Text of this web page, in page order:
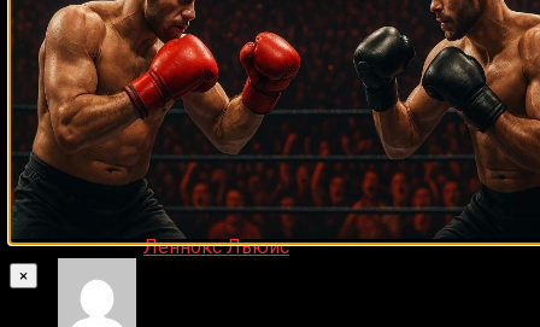
Прямой эфир марафон боев UFC 324
24.01.2026
Игорь onЛеннокс Льюис
×